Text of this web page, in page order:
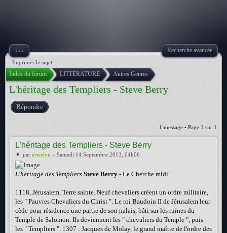
↓↓↓ Recherche avancée
Imprimer le sujet
Index du forum LITTÉRATURE Autres Genres
L'héritage des Templiers - Steve Berry
Répondre
1 message • Page 1 sur 1
L'héritage des Templiers - Steve Berry
par erwelyn » Samedi 14 Septembre 2013, 04h06
L'héritage des Templiers Steve Berry - Le Cherche midi
1118, Jérusalem, Terre sainte. Neuf chevaliers créent un ordre militaire,
les " Pauvres Chevaliers du Christ ". Le roi Baudoin II de Jérusalem leur
cède pour résidence une partie de son palais, bâti sur les ruines du
Temple de Salomon. Ils deviennent les " chevaliers du Temple ", puis
les " Templiers ". 1307 : Jacques de Molay, le grand maître de l'ordre des